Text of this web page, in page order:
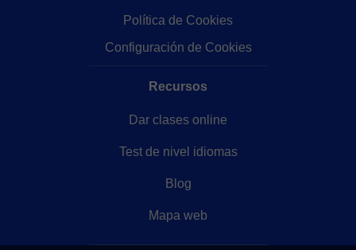
Política de Cookies
Configuración de Cookies
Recursos
Dar clases online
Test de nivel idiomas
Blog
Mapa web